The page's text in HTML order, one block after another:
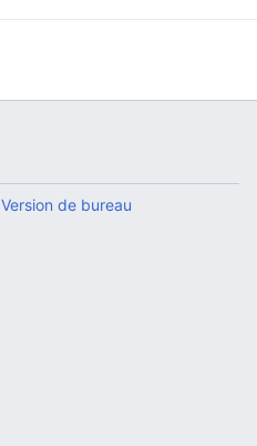
Version de bureau